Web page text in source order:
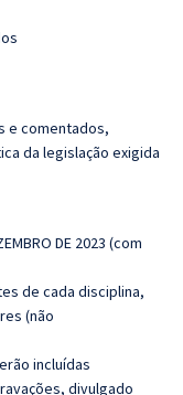
e comentados,
da legislação exigida
DE 2023 (com
de cada disciplina,
(não
incluídas
divulgado